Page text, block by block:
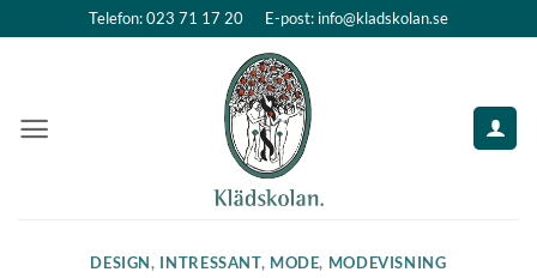
Telefon: 023 71 17 20 E-post: info@kladskolan.se
DESIGN, INTRESSANT, MODE, MODEVISNING